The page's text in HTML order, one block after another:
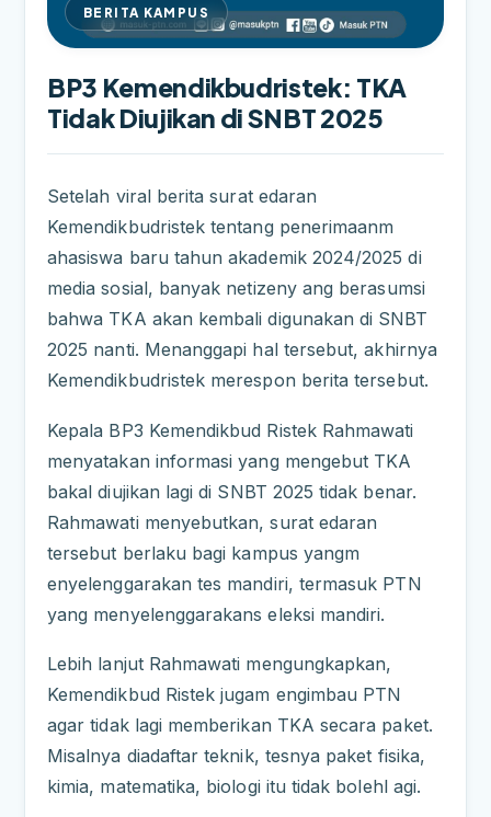
BERITA KAMPUS
BP3 Kemendikbudristek: TKA
Tidak Diujikan di SNBT 2025
Setelah viral berita surat edaran
Kemendikbudristek tentang penerimaanm
ahasiswa baru tahun akademik 2024/2025 di
media sosial, banyak netizeny ang berasumsi
bahwa TKA akan kembali digunakan di SNBT
2025 nanti. Menanggapi hal tersebut, akhirnya
Kemendikbudristek merespon beritatersebut.
Kepala BP3 Kemendikbud Ristek Rahmawati
menyatakan informasi yang mengebut TKA
bakal diujikan lagi di SNBT 2025 tidak benar.
Rahmawati menyebutkan, surat edaran
tersebut berlaku bagi kampus yangm
enyelenggarakan tes mandiri, termasuk PTN
yang menyelenggarakans eleksi mandiri.
Lebih lanjut Rahmawati mengungkapkan,
Kemendikbud Ristek jugam engimbau PTN
agar tidak lagi memberikan TKA secara paket.
Misalnya diadaftar teknik, tesnya paket fisika,
kimia, matematika, biologi itu tidak bolehl agi.